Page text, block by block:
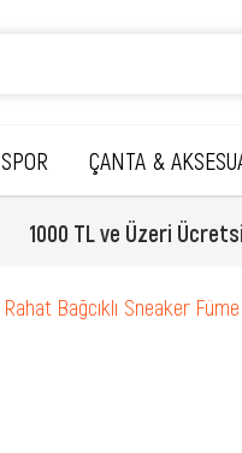
SPOR ÇANTA &
1000 TL ve Üzeri
Rahat Bağcıklı Sneaker